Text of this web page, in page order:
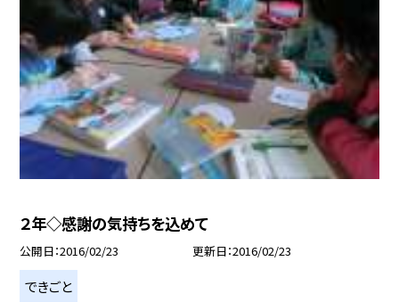
２年◇感謝の気持ちを込めて
公開日 2016/02/23 更新日 2016/02/23
できごと